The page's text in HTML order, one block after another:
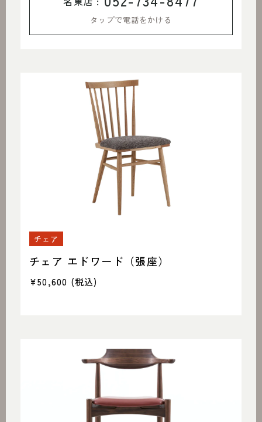
タップで電話をかける
チェア
チェア エドワード（張座）
¥50,600 (税込)